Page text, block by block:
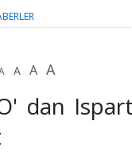
A A A
dan